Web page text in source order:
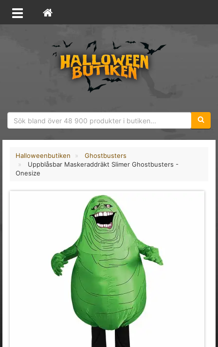
Halloweenbutiken
Ghostbusters
Uppblåsbar Maskeraddräkt Slimer Ghostbusters -
Onesize